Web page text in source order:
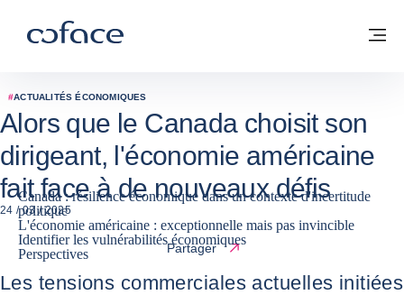
Coface, for Trade - Page d'accueil Groupe Coface
Retour à la page d'accueil
#ACTUALITÉS ÉCONOMIQUES
Alors que le Canada choisit son
dirigeant, l'économie américaine
fait face à de nouveaux défis
24 / 03 / 2025
Canada : résilience économique dans un contexte d'incertitude
politique
L'économie américaine : exceptionnelle mais pas invincible
Identifier les vulnérabilités économiques
Perspectives
Partager
Les tensions commerciales actuelles initiées